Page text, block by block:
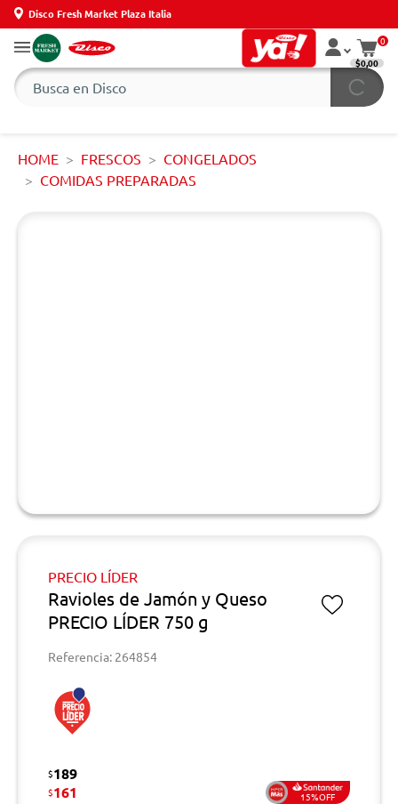
Disco Fresh Market Plaza Italia
0
$0,00
HOME FRESCOS
CONGELADOS
COMIDAS PREPARADAS
PRECIO LÍDER
Ravioles de Jamón y Queso
PRECIO LÍDER 750 g
Referencia: 264854
$189
$161 15%OFF